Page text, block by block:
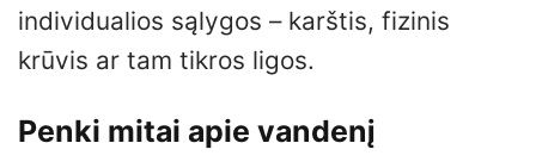
individualios sąlygos – karštis, fizinis
krūvis ar tam tikros ligos.
Penki mitai apie vandenį